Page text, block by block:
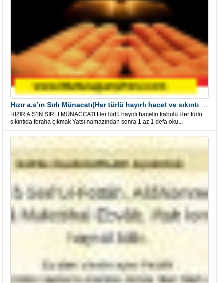
HIZIR A.S’IN SIRLI MÜNACCATI Her türlü hayırlı hacetin kabulü Her türlü
sıkıntıda feraha çıkmak Yatsı namazından sonra 1 az 1 defa oku...